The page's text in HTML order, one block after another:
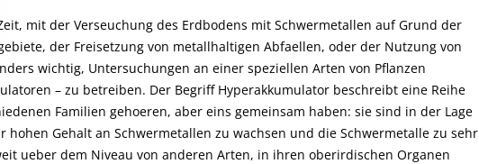
der Verseuchung des Erdbodens mit Schwermetallen auf Grund der
der Freisetzung von metallhaltigen Abfaellen, oder der Nutzung von
wichtig, Untersuchungen an einer speziellen Arten von Pflanzen 
– zu betreiben. Der Begriff Hyperakkumulator beschreibt eine Reihe
Familien gehoeren, aber eins gemeinsam haben: sie sind in der Lage
hohen Gehalt an Schwermetallen zu wachsen und die Schwermetalle zu sehr
ueber dem Niveau von anderen Arten, in ihren oberirdischen Organen